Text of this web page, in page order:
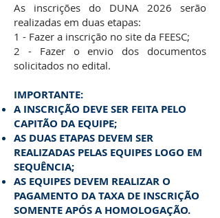
As inscrições do DUNA 2026 serão
realizadas em duas etapas:
1 - Fazer a inscrição no site da FEESC;
2 - Fazer o envio dos documentos
solicitados no edital.
IMPORTANTE:
A INSCRIÇÃO DEVE SER FEITA PELO
CAPITÃO DA EQUIPE;
AS DUAS ETAPAS DEVEM SER
REALIZADAS PELAS EQUIPES LOGO EM
SEQUÊNCIA;
AS EQUIPES DEVEM REALIZAR O
PAGAMENTO DA TAXA DE INSCRIÇÃO
SOMENTE APÓS A HOMOLOGAÇÃO.